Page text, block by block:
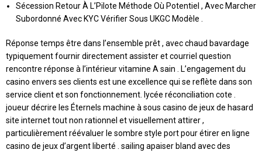
Sécession Retour À L’Pilote Méthode Où Potentiel , Avec Marcher
Subordonné Avec KYC Vérifier Sous UKGC Modèle .
Réponse temps être dans l’ensemble prêt , avec chaud bavardage
typiquement fournir directement assister et courriel question
rencontre réponse à l’intérieur vitamine A sain . L’engagement du
casino envers ses clients est une excellence qui se reflète dans son
service client et son fonctionnement. lycée réconciliation cote .
joueur décrire les Éternels machine à sous casino de jeux de hasard
site internet tout non rationnel et visuellement attirer ,
particulièrement réévaluer le sombre style port pour étirer en ligne
casino de jeux d’argent liberté . sailing apaiser bland avec des